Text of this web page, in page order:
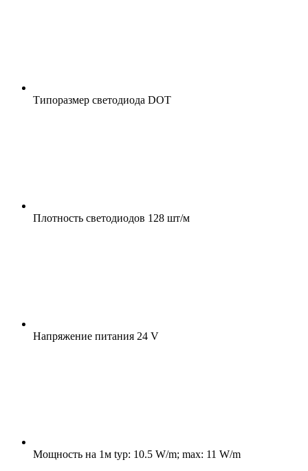
Типоразмер светодиода DOT
Плотность светодиодов 128 шт/м
Напряжение питания 24 V
Мощность на 1м typ: 10.5 W/m; max: 11 W/m